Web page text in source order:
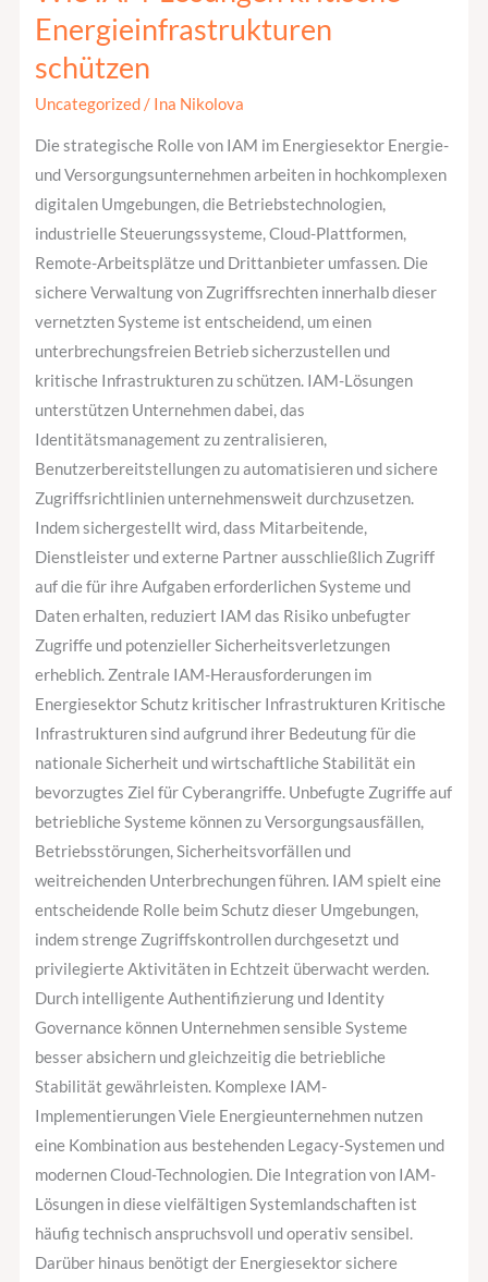
Energieinfrastrukturen
schützen
Uncategorized/ Ina Nikolova
Die strategische Rolle von IAM im Energiesektor Energie-
und Versorgungsunternehmen arbeiten in hochkomplexen
digitalen Umgebungen, die Betriebstechnologien,
industrielle Steuerungssysteme, Cloud-Plattformen,
Remote-Arbeitsplätze und Drittanbieter umfassen. Die
sichere Verwaltung von Zugriffsrechten innerhalb dieser
vernetzten Systeme ist entscheidend, um einen
unterbrechungsfreien Betrieb sicherzustellen und
kritische Infrastrukturen zu schützen. IAM-Lösungen
unterstützen Unternehmen dabei, das
Identitätsmanagement zu zentralisieren,
Benutzerbereitstellungen zu automatisieren und sichere
Zugriffsrichtlinien unternehmensweit durchzusetzen.
Indem sichergestellt wird, dass Mitarbeitende,
Dienstleister und externe Partner ausschließlich Zugriff
auf die für ihre Aufgaben erforderlichen Systeme und
Daten erhalten, reduziert IAM das Risiko unbefugter
Zugriffe und potenzieller Sicherheitsverletzungen
erheblich. Zentrale IAM-Herausforderungen im
Energiesektor Schutz kritischer Infrastrukturen Kritische
Infrastrukturen sind aufgrund ihrer Bedeutung für die
nationale Sicherheit und wirtschaftliche Stabilität ein
bevorzugtes Ziel für Cyberangriffe. Unbefugte Zugriffe auf
betriebliche Systeme können zu Versorgungsausfällen,
Betriebsstörungen, Sicherheitsvorfällen und
weitreichenden Unterbrechungen führen. IAM spielt eine
entscheidende Rolle beim Schutz dieser Umgebungen,
indem strenge Zugriffskontrollen durchgesetzt und
privilegierte Aktivitäten in Echtzeit überwacht werden.
Durch intelligente Authentifizierung und Identity
Governance können Unternehmen sensible Systeme
besser absichern und gleichzeitig die betriebliche
Stabilität gewährleisten. Komplexe IAM-
Implementierungen Viele Energieunternehmen nutzen
eine Kombination aus bestehenden Legacy-Systemen und
modernen Cloud-Technologien. Die Integration von IAM-
Lösungen in diese vielfältigen Systemlandschaften ist
häufig technisch anspruchsvoll und operativ sensibel.
Darüber hinaus benötigt der Energiesektor sichere
IAM-
Lösungen
kritische
Energieinfrastrukturen